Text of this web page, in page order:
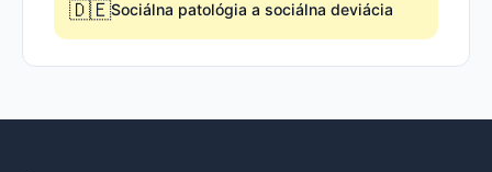
🇩🇪Sociálna patológia a sociálna deviácia